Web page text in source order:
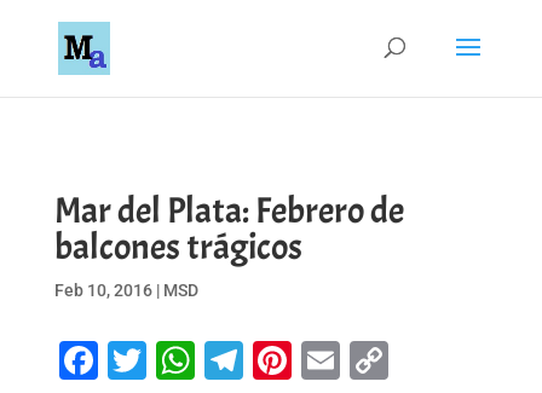
Mar del Plata: Febrero de
balcones trágicos
Feb 10, 2016| MSD
Facebook
Twitter
WhatsApp
Telegram
Pinterest
EmailCopy